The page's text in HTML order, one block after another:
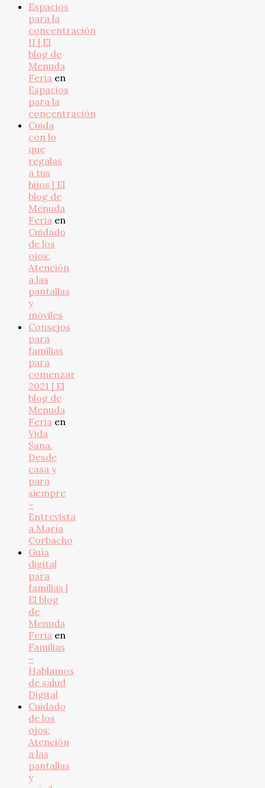
Espacios
para la
concentración
II | El
blog de
Menuda
Feria en
Espacios
para la
concentración
Cuida
con lo
que
regalas
a tus
hijos | El
blog de
Menuda
Feria en
Cuidado
de los
ojos:
Atención
a las
pantallas
y
móviles
Consejos
para
familias
para
comenzar
2021 | El
blog de
Menuda
Feria en
Vida
Sana.
Desde
casa y
para
siempre
–
Entrevista
a María
Corbacho
Guía
digital
para
familias |
El blog
de
Menuda
Feria en
Familias
–
Hablamos
de salud
Digital
Cuidado
de los
ojos:
Atención
a las
pantallas
y